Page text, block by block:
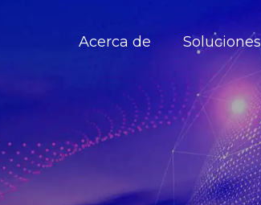
Acerca de Soluciones